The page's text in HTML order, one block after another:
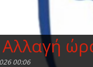
00:06